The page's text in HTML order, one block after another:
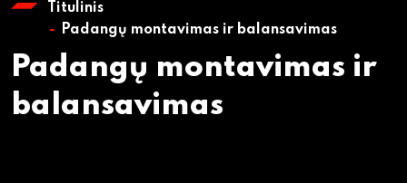
Titulinis
Padangų montavimas ir balansavimas
Padangų montavimas ir
balansavimas